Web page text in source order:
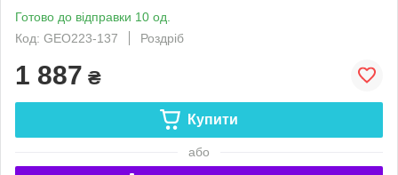
Готово до відправки 10 од.
Код: GEO223-137
Роздріб
1 887 ₴
Купити
або